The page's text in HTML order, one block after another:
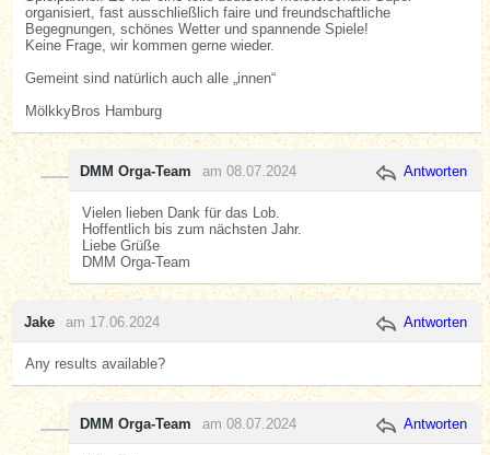
organisiert, fast ausschließlich faire und freundschaftliche
Begegnungen, schönes Wetter und spannende Spiele!
Keine Frage, wir kommen gerne wieder.
Gemeint sind natürlich auch alle „innen“
MölkkyBros Hamburg
DMM Orga-Team am 08.07.2024 Antworten
Vielen lieben Dank für das Lob.
Hoffentlich bis zum nächsten Jahr.
Liebe Grüße
DMM Orga-Team
Jake am 17.06.2024 Antworten
Any results available?
DMM Orga-Team am 08.07.2024 Antworten